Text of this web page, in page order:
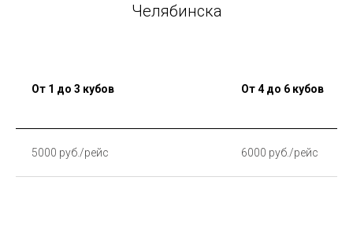
Челябинска
От 1 до 3 кубов От 4 до 6 кубов
5000 руб./рейс 6000 руб./рейс